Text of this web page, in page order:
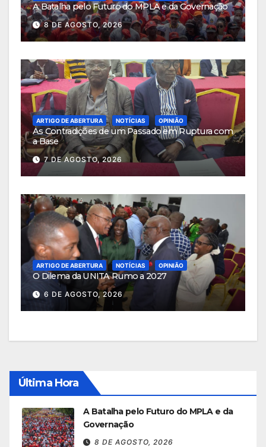
A Batalha pelo Futuro do MPLA e da Governação
8 DE AGOSTO, 2026
ARTIGO DE ABERTURA NOTÍCIAS OPINIÃO
As Contradições de um Passado em Ruptura com
a Base
7 DE AGOSTO, 2026
ARTIGO DE ABERTURA NOTÍCIAS OPINIÃO
O Dilema da UNITA Rumo a 2027
6 DE AGOSTO, 2026
Última Hora
A Batalha pelo Futuro do MPLA e da
Governação
8 DE AGOSTO, 2026